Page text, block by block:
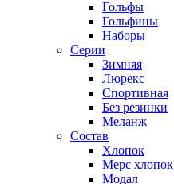
Гольфы
Гольфины
Наборы
Серии
Зимняя
Люрекс
Спортивная
Без резинки
Меланж
Состав
Хлопок
Мерс хлопок
Модал